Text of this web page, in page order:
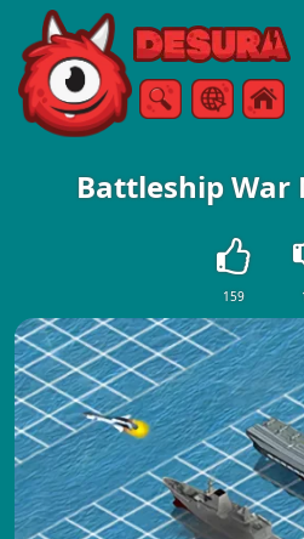
Free Online Games
SzukajMenu
Battleship
159